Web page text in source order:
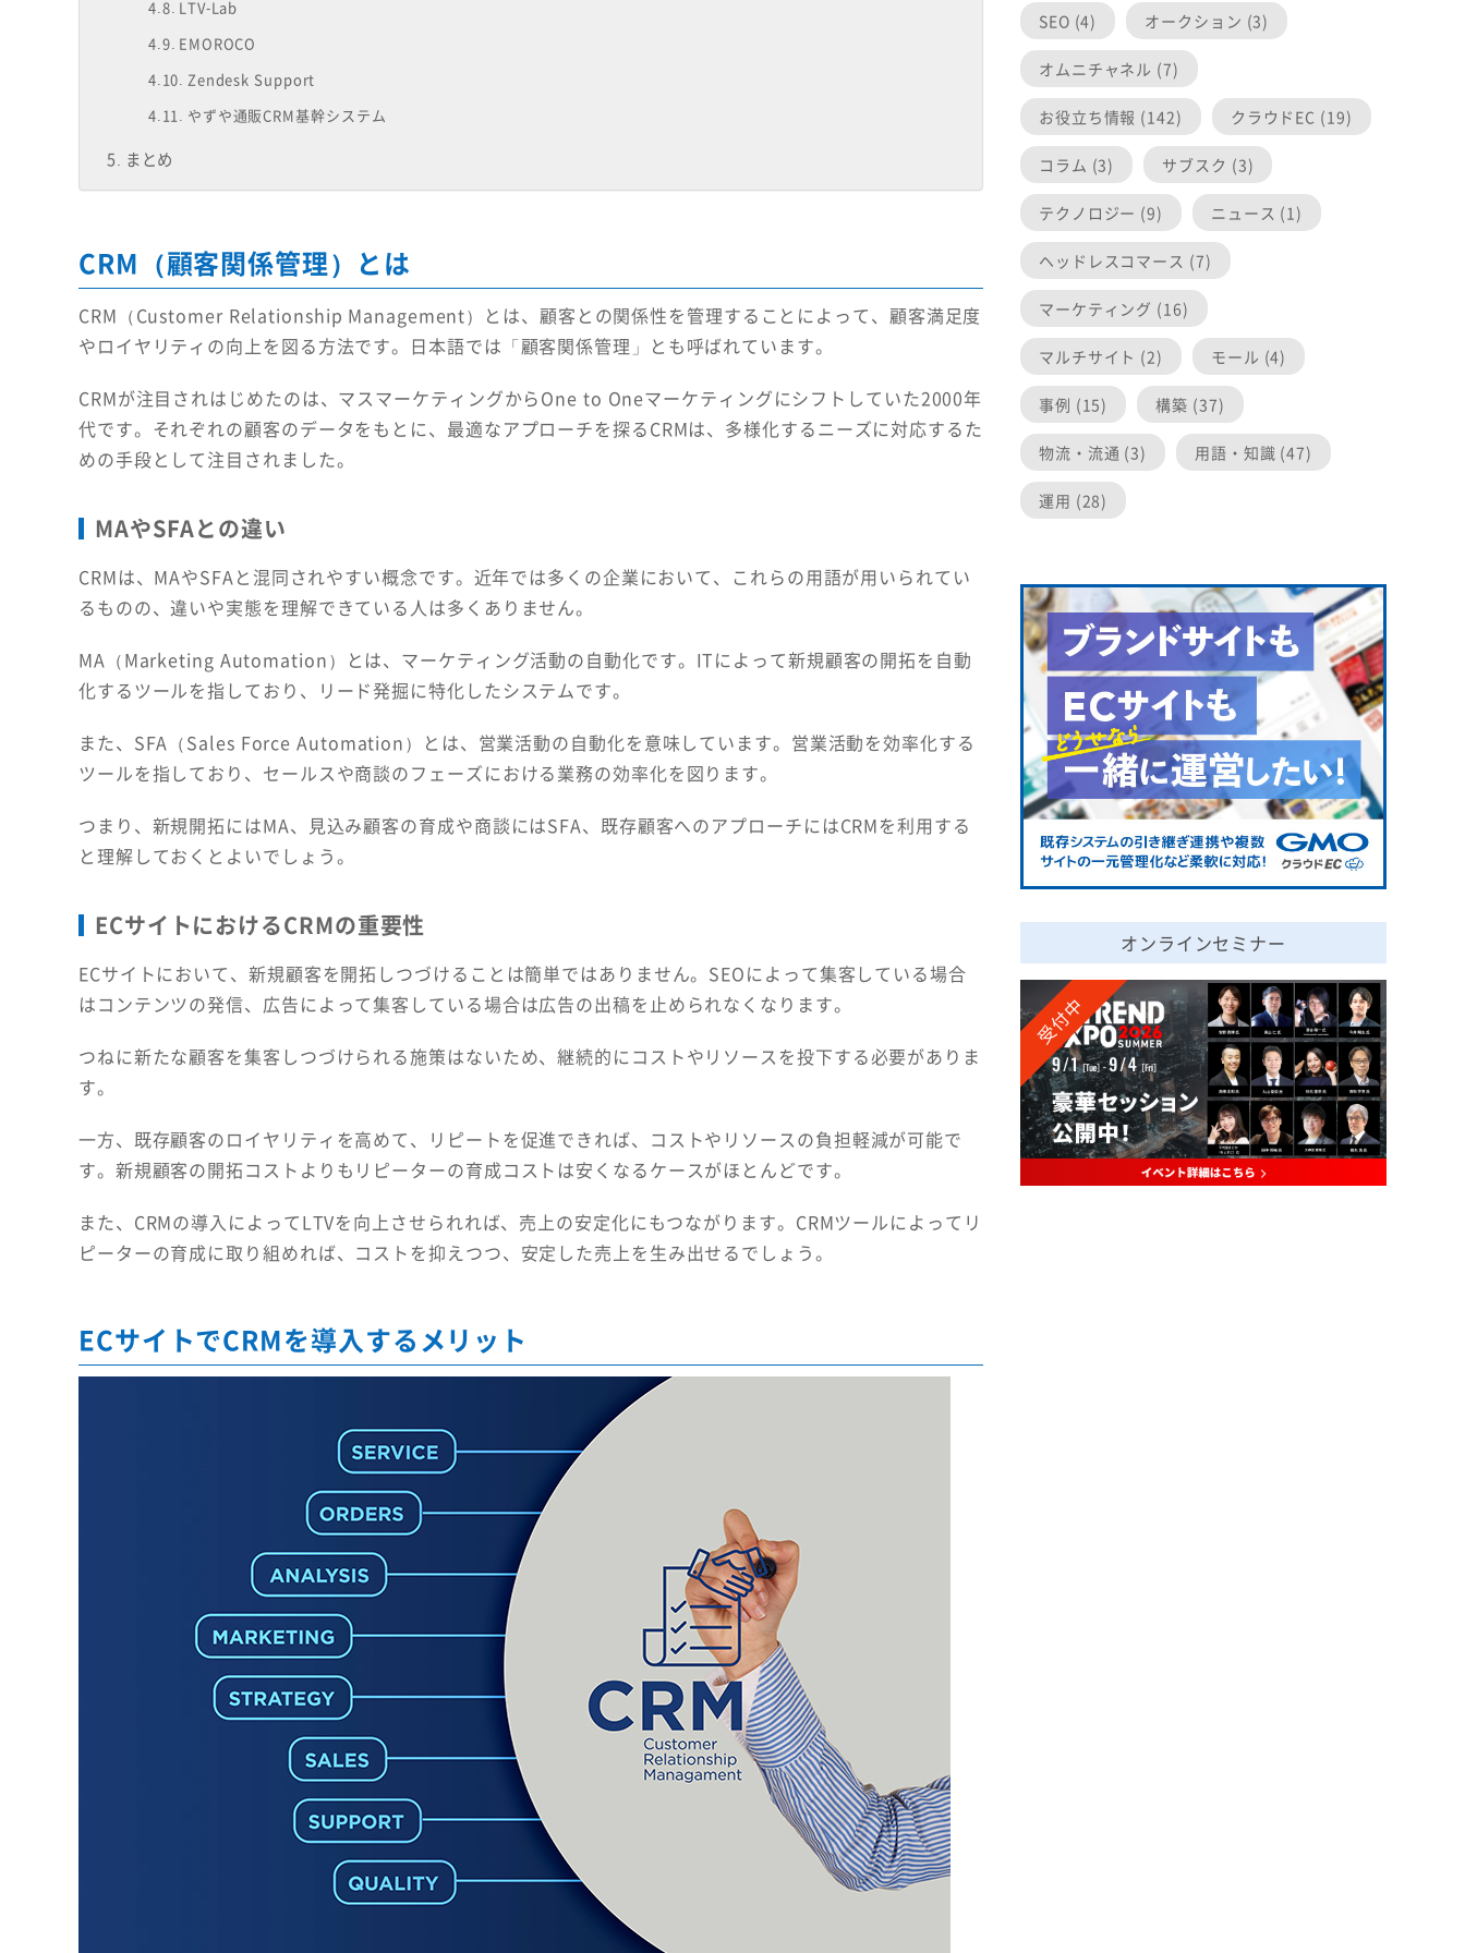
LTV-Lab
EMOROCO
Zendesk Support
やずや通販CRM基幹システム
まとめ
CRM（顧客関係管理）とは
CRM（Customer Relationship Management）とは、顧客との関係性を管理することによって、顧客満足度
やロイヤリティの向上を図る方法です。日本語では「顧客関係管理」とも呼ばれています。
CRMが注目されはじめたのは、マスマーケティングからOne to Oneマーケティングにシフトしていた2000年
代です。それぞれの顧客のデータをもとに、最適なアプローチを探るCRMは、多様化するニーズに対応するた
めの手段として注目されました。
MAやSFAとの違い
CRMは、MAやSFAと混同されやすい概念です。近年では多くの企業において、これらの用語が用いられてい
るものの、違いや実態を理解できている人は多くありません。
MA（Marketing Automation）とは、マーケティング活動の自動化です。ITによって新規顧客の開拓を自動
化するツールを指しており、リード発掘に特化したシステムです。
また、SFA（Sales Force Automation）とは、営業活動の自動化を意味しています。営業活動を効率化する
ツールを指しており、セールスや商談のフェーズにおける業務の効率化を図ります。
つまり、新規開拓にはMA、見込み顧客の育成や商談にはSFA、既存顧客へのアプローチにはCRMを利用する
と理解しておくとよいでしょう。
ECサイトにおけるCRMの重要性
ECサイトにおいて、新規顧客を開拓しつづけることは簡単ではありません。SEOによって集客している場合
はコンテンツの発信、広告によって集客している場合は広告の出稿を止められなくなります。
つねに新たな顧客を集客しつづけられる施策はないため、継続的にコストやリソースを投下する必要がありま
す。
一方、既存顧客のロイヤリティを高めて、リピートを促進できれば、コストやリソースの負担軽減が可能で
す。新規顧客の開拓コストよりもリピーターの育成コストは安くなるケースがほとんどです。
また、CRMの導入によってLTVを向上させられれば、売上の安定化にもつながります。CRMツールによってリ
ピーターの育成に取り組めれば、コストを抑えつつ、安定した売上を生み出せるでしょう。
ECサイトでCRMを導入するメリット
SEO (4) オークション (3)
オムニチャネル (7)
お役立ち情報 (142) クラウドEC (19)
コラム (3) サブスク (3)
テクノロジー (9) ニュース (1)
ヘッドレスコマース (7)
マーケティング (16)
マルチサイト (2) モール (4)
事例 (15) 構築 (37)
物流・流通 (3) 用語・知識 (47)
運用 (28)
オンラインセミナー
受付中